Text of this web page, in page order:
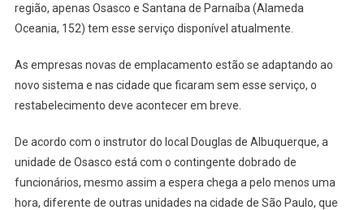
região, apenas Osasco e Santana de Parnaíba (Alameda
Oceania, 152) tem esse serviço disponível atualmente.
As empresas novas de emplacamento estão se adaptando ao
novo sistema e nas cidade que ficaram sem esse serviço, o
restabelecimento deve acontecer em breve.
De acordo com o instrutor do local Douglas de Albuquerque, a
unidade de Osasco está com o contingente dobrado de
funcionários, mesmo assim a espera chega a pelo menos uma
hora, diferente de outras unidades na cidade de São Paulo, que